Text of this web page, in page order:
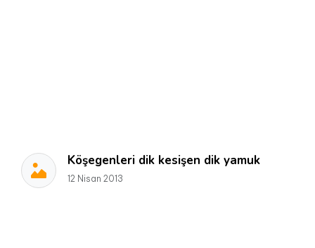
Köşegenleri dik kesişen dik yamuk
12 Nisan 2013